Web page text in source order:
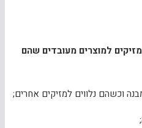
למוצרים מעובדים שהם
וכשהם נלווים למזיקים אחרים;